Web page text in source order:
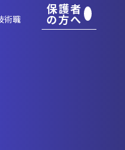
術職
保護者
の方へ